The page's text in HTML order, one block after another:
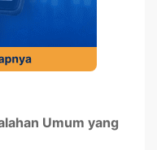
Umum yang